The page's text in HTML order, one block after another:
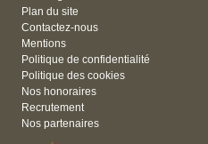
Plan du site
Contactez-nous
Mentions
Politique de confidentialité
Politique des cookies
Nos honoraires
Recrutement
Nos partenaires